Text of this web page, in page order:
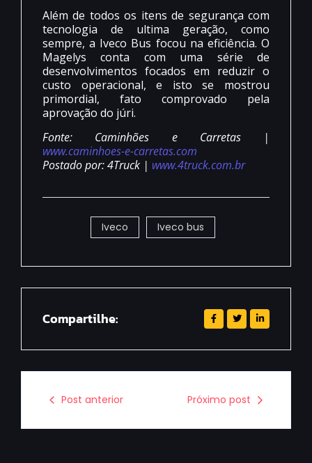
Além de todos os itens de segurança com
tecnologia de ultima geração, como
sempre, a Iveco Bus focou na eficiência. O
Magelys conta com uma série de
desenvolvimentos focados em reduzir o
custo operacional, e isto se mostrou
primordial, fato comprovado pela
aprovação do júri.
Fonte: Caminhões e Carretas |
www.caminhoes-e-carretas.com
Postado por: 4Truck | www.4truck.com.br
Iveco Iveco bus
Compartilhe:
Post anterior Próximo post